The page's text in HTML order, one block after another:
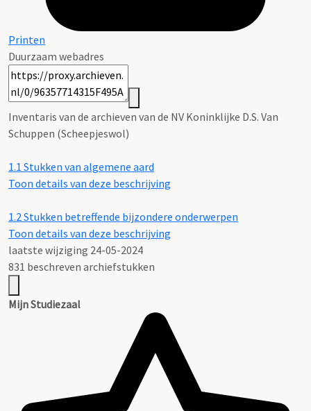
Printen
Duurzaam webadres
Inventaris van de archieven van de NV Koninklijke D.S. Van
Schuppen (Scheepjeswol)
1.1 Stukken van algemene aard
Toon details van deze beschrijving
1.2Stukken betreffende bijzondere onderwerpen
Toon details van deze beschrijving
laatste wijziging 24-05-2024
831 beschreven archiefstukken
Mijn Studiezaal